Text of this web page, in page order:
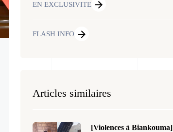
EN EXCLUSIVITE
FLASH INFO
Articles similaires
[Violences à Biankouma]